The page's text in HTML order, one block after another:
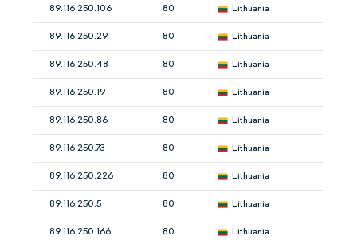
89.116.250.106 80 Lithuania
89.116.250.29 80 Lithuania
89.116.250.48 80 Lithuania
89.116.250.19 80 Lithuania
89.116.250.86 80 Lithuania
89.116.250.73 80 Lithuania
89.116.250.226 80 Lithuania
89.116.250.5 80 Lithuania
89.116.250.166 80 Lithuania